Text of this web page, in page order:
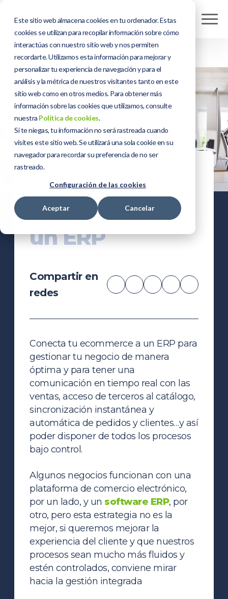
Este sitio web almacena cookies en tu ordenador. Estas
cookies se utilizan para recopilar información sobre cómo
interactúas con nuestro sitio web y nos permiten
recordarte. Utilizamos esta información para mejorar y
personalizar tu experiencia de navegación y para el
análisis y la métrica de nuestros visitantes tanto en este
sitio web como en otros medios. Para obtener más
información sobre las cookies que utilizamos, consulte
nuestra Política de cookies.
Si te niegas, tu información no será rastreada cuando
visites este sitio web. Se utilizará una sola cookie en su
navegador para recordar su preferencia de no ser
rastreado.
Configuración de las cookies
Aceptar Cancelar
AGOSTO 30, 2021
Conecta tu
ecommerce a
un ERP
Compartir en
redes
Conecta tu ecommerce a un ERP para
gestionar tu negocio de manera
óptima y para tener una
comunicación en tiempo real con las
ventas, acceso de terceros al catálogo,
sincronización instantánea y
automática de pedidos y clientes…y así
poder disponer de todos los procesos
bajo control.
Algunos negocios funcionan con una
plataforma de comercio electrónico,
por un lado, y un software ERP, por
otro, pero esta estrategia no es la
mejor, si queremos mejorar la
experiencia del cliente y que nuestros
procesos sean mucho más fluidos y
estén controlados, conviene mirar
hacia la gestión integrada